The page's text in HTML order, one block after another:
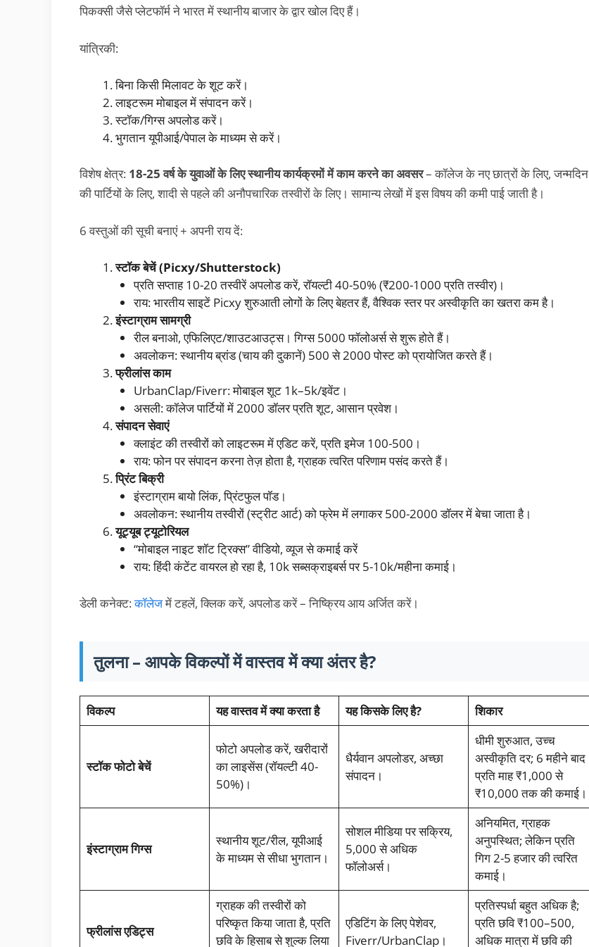
पिकक्सी जैसे प्लेटफॉर्म ने भारत में स्थानीय बाजार के द्वार खोल दिए हैं।
यांत्रिकी:
बिना किसी मिलावट के शूट करें।
लाइटरूम मोबाइल में संपादन करें।
स्टॉक/गिग्स अपलोड करें।
भुगतान यूपीआई/पेपाल के माध्यम से करें।
विशेष क्षेत्र: 18-25 वर्ष के युवाओं के लिए स्थानीय कार्यक्रमों में काम करने का अवसर– कॉलेज के नए छात्रों के लिए, जन्मदिन
की पार्टियों के लिए, शादी से पहले की अनौपचारिक तस्वीरों के लिए। सामान्य लेखों में इस विषय की कमी पाई जाती है।
6 वस्तुओं की सूची बनाएं + अपनी राय दें:
स्टॉक बेचें (Picxy/Shutterstock)
प्रति सप्ताह 10-20 तस्वीरें अपलोड करें, रॉयल्टी 40-50% (₹200-1000 प्रति तस्वीर)।
राय: भारतीय साइटें Picxy शुरुआती लोगों के लिए बेहतर हैं, वैश्विक स्तर पर अस्वीकृति का खतरा कम है।
इंस्टाग्राम सामग्री
रील बनाओ, एफिलिएट/शाउटआउट्स। गिग्स 5000 फॉलोअर्स से शुरू होते हैं।
अवलोकन: स्थानीय ब्रांड (चाय की दुकानें) 500 से 2000 पोस्ट को प्रायोजित करते हैं।
फ्रीलांस काम
UrbanClap/Fiverr: मोबाइल शूट 1k–5k/इवेंट।
असली: कॉलेज पार्टियों में 2000 डॉलर प्रति शूट, आसान प्रवेश।
संपादन सेवाएं
क्लाइंट की तस्वीरों को लाइटरूम में एडिट करें, प्रति इमेज 100-500।
राय: फोन पर संपादन करना तेज़ होता है, ग्राहक त्वरित परिणाम पसंद करते हैं।
प्रिंट बिक्री
इंस्टाग्राम बायो लिंक, प्रिंटफुल पॉड।
अवलोकन: स्थानीय तस्वीरों (स्ट्रीट आर्ट) को फ्रेम में लगाकर 500-2000 डॉलर में बेचा जाता है।
यूट्यूब ट्यूटोरियल
“मोबाइल नाइट शॉट ट्रिक्स” वीडियो, व्यूज से कमाई करें
राय: हिंदी कंटेंट वायरल हो रहा है, 10k सब्सक्राइबर्स पर 5-10k/महीना कमाई।
डेली कनेक्ट:कॉलेजमें टहलें, क्लिक करें, अपलोड करें – निष्क्रिय आय अर्जित करें।
तुलना – आपके विकल्पों में वास्तव में क्या अंतर है?
विकल्प यह वास्तव में क्या करता है यह किसके लिए है? शिकार
स्टॉक फोटो बेचें
फोटो अपलोड करें, खरीदारों
का लाइसेंस (रॉयल्टी 40-
50%)।
धैर्यवान अपलोडर, अच्छा
संपादन।
धीमी शुरुआत, उच्च
अस्वीकृति दर; 6 महीने बाद
प्रति माह ₹1,000 से
₹10,000 तक की कमाई।
इंस्टाग्राम गिग्स
स्थानीय शूट/रील, यूपीआई
के माध्यम से सीधा भुगतान।
सोशल मीडिया पर सक्रिय,
5,000 से अधिक
फॉलोअर्स।
अनियमित, ग्राहक
अनुपस्थित; लेकिन प्रति
गिग 2-5 हजार की त्वरित
कमाई।
फ्रीलांस एडिट्स
ग्राहक की तस्वीरों को
परिष्कृत किया जाता है, प्रति
छवि के हिसाब से शुल्क लिया
एडिटिंग के लिए पेशेवर,
Fiverr/UrbanClap।
प्रतिस्पर्धा बहुत अधिक है;
प्रति छवि ₹100–500,
अधिक मात्रा में छवि की